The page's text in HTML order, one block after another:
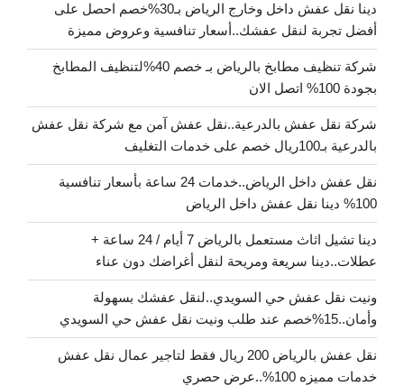
دينا نقل عفش داخل وخارج الرياض بـ30%خصم احصل على
أفضل تجربة لنقل عفشك..أسعار تنافسية وعروض مميزة
شركة تنظيف مطابخ بالرياض بـ خصم 40%لتنظيف المطابخ
بجودة 100% اتصل الان
شركة نقل عفش بالدرعية..نقل عفش آمن مع شركة نقل عفش
بالدرعية بـ100ريال خصم على خدمات التغليف
نقل عفش داخل الرياض..خدمات 24 ساعة بأسعار تنافسية
100% دينا نقل عفش داخل الرياض
دينا تشيل اثاث مستعمل بالرياض 7 أيام / 24 ساعة +
عطلات..دينا سريعة ومريحة لنقل أغراضك دون عناء
ونيت نقل عفش حي السويدي..لنقل عفشك بسهولة
وأمان..15%خصم عند طلب ونيت نقل عفش حي السويدي
نقل عفش بالرياض 200 ريال فقط لتاجير عمال نقل عفش
خدمات مميزه 100%..عرض حصري